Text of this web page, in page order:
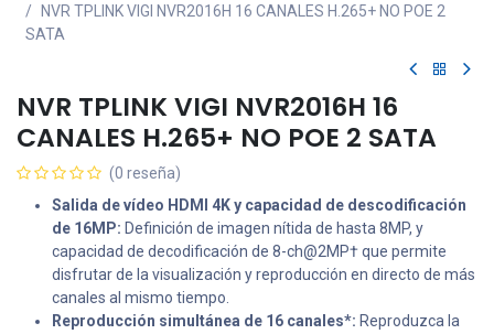
NVR TPLINK VIGI NVR2016H 16 CANALES H.265+ NO POE 2
SATA
NVR TPLINK VIGI NVR2016H 16
CANALES H.265+ NO POE 2 SATA
(0 reseña)
Salida de vídeo HDMI 4K y capacidad de descodificación
de 16MP: Definición de imagen nítida de hasta 8MP, y
capacidad de decodificación de 8-ch@2MP† que permite
disfrutar de la visualización y reproducción en directo de más
canales al mismo tiempo.
Reproducción simultánea de 16 canales*: Reproduzca la